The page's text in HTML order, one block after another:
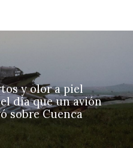
y olor a piel
día que un avión
sobre Cuenca